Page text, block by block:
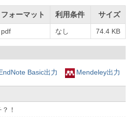
フォーマット 利用条件 サイズ
pdf なし 74.4 KB
Basic出力 Mendeley出力
！